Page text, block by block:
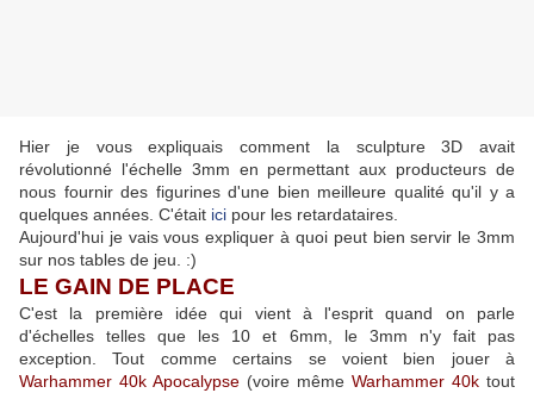
Hier je vous expliquais comment la sculpture 3D avait
révolutionné l'échelle 3mm en permettant aux producteurs de
nous fournir des figurines d'une bien meilleure qualité qu'il y a
quelques années. C'était ici pour les retardataires.
Aujourd'hui je vais vous expliquer à quoi peut bien servir le 3mm
sur nos tables de jeu. :)
LE GAIN DE PLACE
C'est la première idée qui vient à l'esprit quand on parle
d'échelles telles que les 10 et 6mm, le 3mm n'y fait pas
exception. Tout comme certains se voient bien jouer à
Warhammer 40k Apocalypse (voire même Warhammer 40k tout